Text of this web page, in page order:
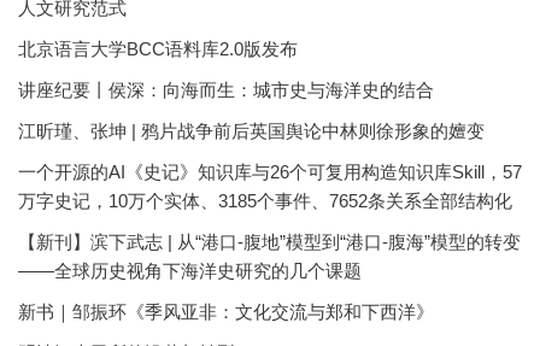
人文研究范式
北京语言大学BCC语料库2.0版发布
讲座纪要丨侯深：向海而生：城市史与海洋史的结合
江昕瑾、张坤 | 鸦片战争前后英国舆论中林则徐形象的嬗变
一个开源的AI《史记》知识库与26个可复用构造知识库Skill，57
万字史记，10万个实体、3185个事件、7652条关系全部结构化
【新刊】滨下武志 | 从“港口-腹地”模型到“港口-腹海”模型的转变
——全球历史视角下海洋史研究的几个课题
新书｜邹振环《季风亚非：文化交流与郑和下西洋》